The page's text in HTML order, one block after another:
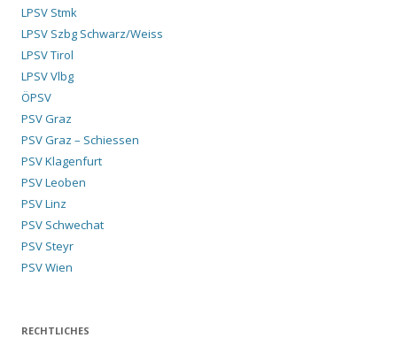
LPSV Stmk
LPSV Szbg Schwarz/Weiss
LPSV Tirol
LPSV Vlbg
ÖPSV
PSV Graz
PSV Graz – Schiessen
PSV Klagenfurt
PSV Leoben
PSV Linz
PSV Schwechat
PSV Steyr
PSV Wien
RECHTLICHES